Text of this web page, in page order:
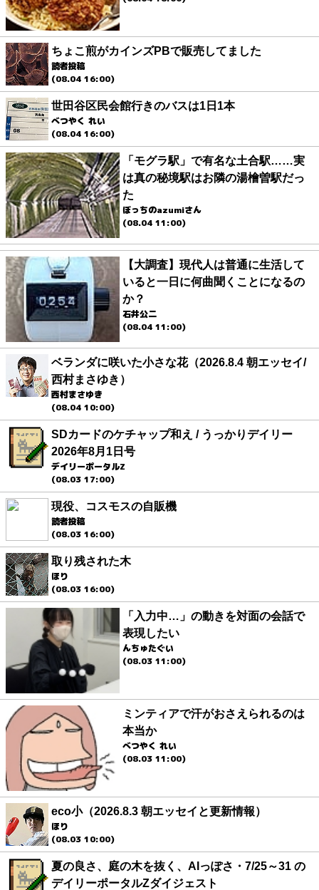
ちょこ煎がカインズPBで販売してました
読者投稿
(08.04 16:00)
世田谷区民会館行きのバスは1日1本
べつやく れい
(08.04 16:00)
「モグラ駅」で有名な土合駅……実
は真の秘境駅はお隣の湯檜曽駅だっ
た
ぼっちのazumiさん
(08.04 11:00)
【大調査】現代人は普通に生活して
いると一日に何曲聞くことになるの
か？
石井公二
(08.04 11:00)
ベランダに咲いた小さな花（2026.8.4 朝エッセイ/
西村まさゆき）
西村まさゆき
(08.04 10:00)
SDカードのケチャップ和え / うっかりデイリー
2026年8月1日号
デイリーポータルZ
(08.03 17:00)
現役、コスモスの自販機
読者投稿
(08.03 16:00)
取り残された木
ほり
(08.03 16:00)
「入力中…」の動きを対面の会話で
表現したい
んちゅたぐい
(08.03 11:00)
ミンティアで汗がおさえられるのは
本当か
べつやく れい
(08.03 11:00)
eco小（2026.8.3 朝エッセイと更新情報）
ほり
(08.03 10:00)
夏の良さ、庭の木を抜く、AIっぽさ・7/25～31 の
デイリーポータルZダイジェスト